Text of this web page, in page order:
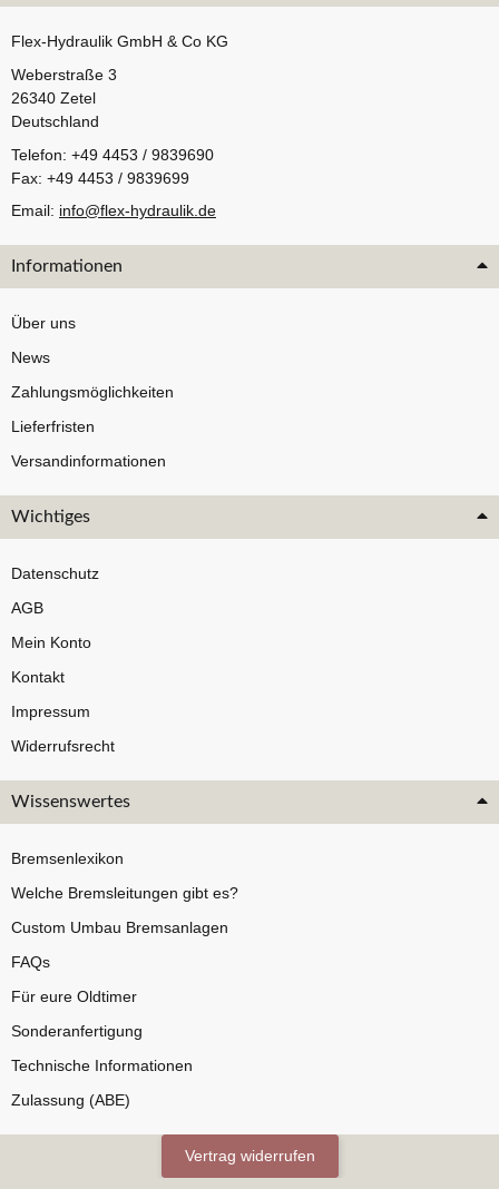
Flex-Hydraulik GmbH & Co KG
Weberstraße 3
26340 Zetel
Deutschland
Telefon: +49 4453 / 9839690
Fax: +49 4453 / 9839699
Email: info@flex-hydraulik.de
Informationen
Über uns
News
Zahlungsmöglichkeiten
Lieferfristen
Versandinformationen
Wichtiges
Datenschutz
AGB
Mein Konto
Kontakt
Impressum
Widerrufsrecht
Wissenswertes
Bremsenlexikon
Welche Bremsleitungen gibt es?
Custom Umbau Bremsanlagen
FAQs
Für eure Oldtimer
Sonderanfertigung
Technische Informationen
Zulassung (ABE)
Vertrag widerrufen